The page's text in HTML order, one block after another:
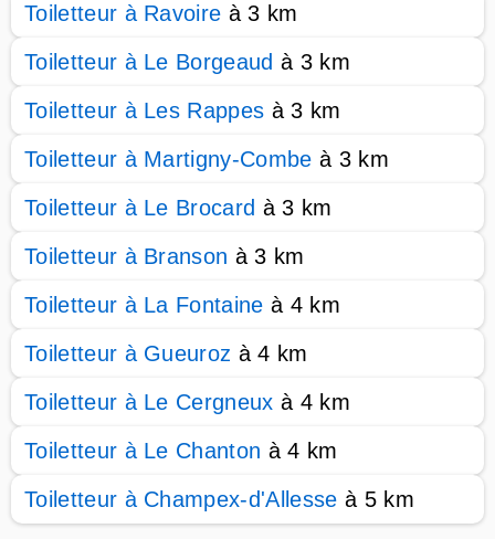
Toiletteur à Ravoire à 3 km
Toiletteur à Le Borgeaud à 3 km
Toiletteur à Les Rappes à 3 km
Toiletteur à Martigny-Combe à 3 km
Toiletteur à Le Brocard à 3 km
Toiletteur à Branson à 3 km
Toiletteur à La Fontaine à 4 km
Toiletteur à Gueuroz à 4 km
Toiletteur à Le Cergneux à 4 km
Toiletteur à Le Chanton à 4 km
Toiletteur à Champex-d'Allesse à 5 km